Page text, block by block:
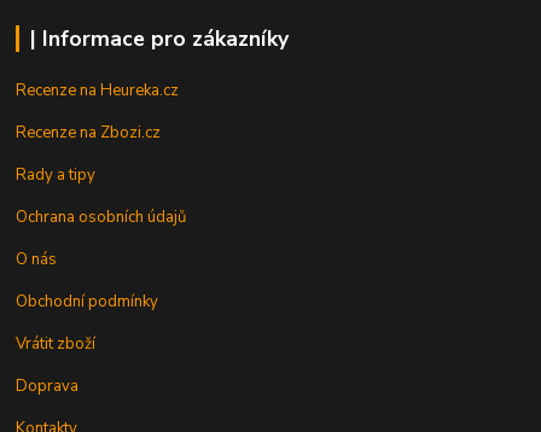
| Informace pro zákazníky
Recenze na Heureka.cz
Recenze na Zbozi.cz
Rady a tipy
Ochrana osobních údajů
O nás
Obchodní podmínky
Vrátit zboží
Doprava